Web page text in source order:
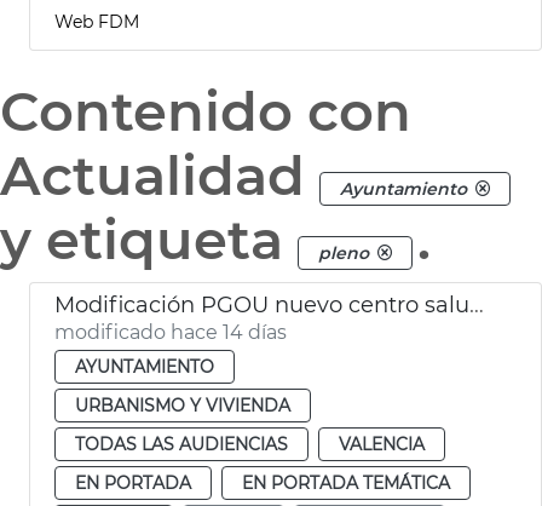
Web FDM
Contenido con
Actualidad
Ayuntamiento
y etiqueta pleno .
Modificación PGOU nuevo centro salud Penya-roja València
modificado hace 14 días
AYUNTAMIENTO
URBANISMO Y VIVIENDA
TODAS LAS AUDIENCIAS
VALENCIA
EN PORTADA
EN PORTADA TEMÁTICA